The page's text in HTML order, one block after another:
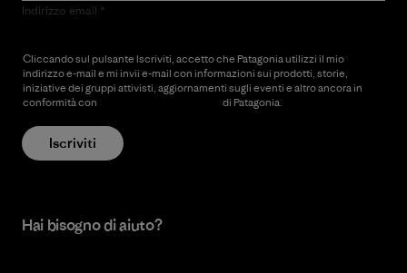
Indirizzo email
Cliccando sul pulsante Iscriviti, accetto che Patagonia utilizzi il mio
indirizzo e-mail e mi invii e-mail con informazioni sui prodotti, storie,
iniziative dei gruppi attivisti, aggiornamenti sugli eventi e altro ancora in
conformità con
di Patagonia.
Iscriviti
Hai bisogno di aiuto?